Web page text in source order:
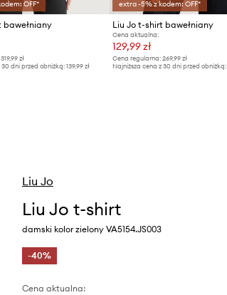
OFF*
bawełniany
319,99 zł
30 dni przed obniżką: 139,99 zł
extra -5% z kodem: OFF*
Liu Jo t-shirt bawełniany
Cena aktualna:
129,99 zł
Cena regularna:269,99 zł
Najniższa cena z 30 dni przed obniżką:
Liu Jo
Liu Jo t-shirt
damski kolor zielony VA5154.JS003
-40%
Cena aktualna: